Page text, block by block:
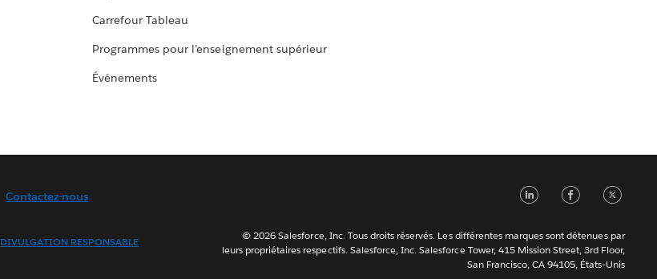
Carrefour Tableau
Programmes pour l’enseignement supérieur
Événements
Contactez-nous
DIVULGATION RESPONSABLE
LinkedIn
© 2026 Salesforce, Inc. Tous droits réservés. Les différentes marques sont détenues par
leurs propriétaires respectifs. Salesforce, Inc. Salesforce Tower, 415 Mission Street, 3rd Floor,
San Francisco, CA 94105, États-Unis